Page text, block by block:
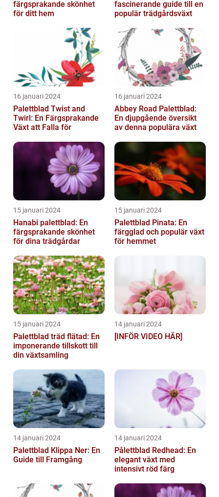
färgsprakande skönhet
för ditt hem
fascinerande guide till en
populär trädgårdsväxt
16 januari 2024
Palettblad Twist and
Twirl: En Färgsprakande
Växt att Falla för
16 januari 2024
Abbey Road Palettblad:
En djupgående översikt
av denna populära växt
15 januari 2024
Hanabi palettblad: En
färgsprakande skönhet
för dina trädgårdar
15 januari 2024
Palettblad Pinata: En
färgglad och populär växt
för hemmet
15 januari 2024
Palettblad träd flätad: En
imponerande tillskott till
din växtsamling
14 januari 2024
[INFÖR VIDEO HÄR]
14 januari 2024
Palettblad Klippa Ner: En
Guide till Framgång
14 januari 2024
Pålettblad Redhead: En
elegant växt med
intensivt röd färg